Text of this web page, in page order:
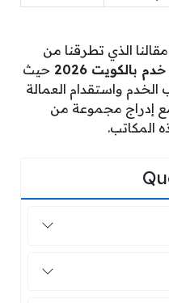
الذي تطرقنا من
بالكويت 2026
حيث
واستقدام العمالة
مع إدراج مجموعة من
المكاتب.